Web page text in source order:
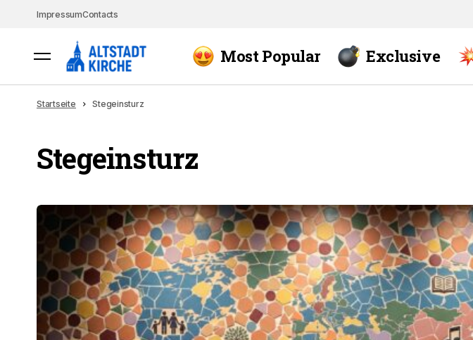
ImpressumContacts
Most Popular Exclusive
Startseite Stegeinsturz
Stegeinsturz